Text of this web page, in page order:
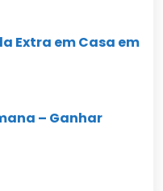
Extra em Casa em
– Ganhar